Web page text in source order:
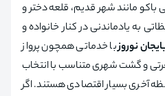
باکو مانند شهر قدیم، قلعه دختر و
به یادماندنی در کنار خانواده و
نوروزبا خدماتی همچون پرواز
و گشت شهری متناسب با انتخاب
آخری بسیار اقتصادی هستند. اگر